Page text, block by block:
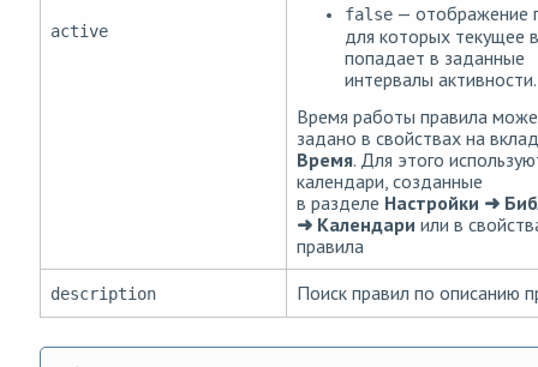
active
false — отображение
для которых текущее
попадает в заданные
интервалы активности.
Время работы правила
задано в свойствах на
Время. Для этого
календари, созданные
в разделе Настройки ➜
➜ Календари или в
правила
description Поиск правил по описанию